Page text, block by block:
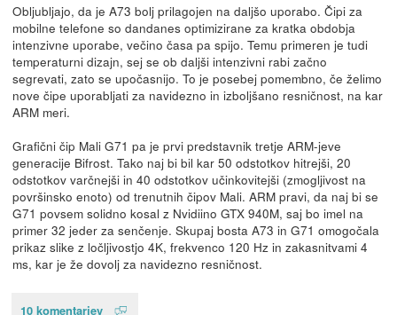
Obljubljajo, da je A73 bolj prilagojen na daljšo uporabo. Čipi za
mobilne telefone so dandanes optimizirane za kratka obdobja
intenzivne uporabe, večino časa pa spijo. Temu primeren je tudi
temperaturni dizajn, sej se ob daljši intenzivni rabi začno
segrevati, zato se upočasnijo. To je posebej pomembno, če želimo
nove čipe uporabljati za navidezno in izboljšano resničnost, na kar
ARM meri.
Grafični čip Mali G71 pa je prvi predstavnik tretje ARM-jeve
generacije Bifrost. Tako naj bi bil kar 50 odstotkov hitrejši, 20
odstotkov varčnejši in 40 odstotkov učinkovitejši (zmogljivost na
površinsko enoto) od trenutnih čipov Mali. ARM pravi, da naj bi se
G71 povsem solidno kosal z Nvidiino GTX 940M, saj bo imel na
primer 32 jeder za senčenje. Skupaj bosta A73 in G71 omogočala
prikaz slike z ločljivostjo 4K, frekvenco 120 Hz in zakasnitvami 4
ms, kar je že dovolj za navidezno resničnost.
10 komentarjev